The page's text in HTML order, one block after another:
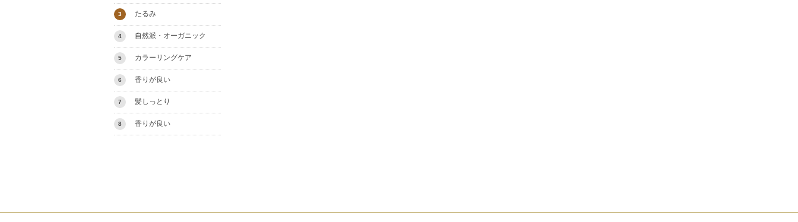
3 たるみ
4 自然派・オーガニック
5 カラーリングケア
6 香りが良い
7 髪しっとり
8 香りが良い